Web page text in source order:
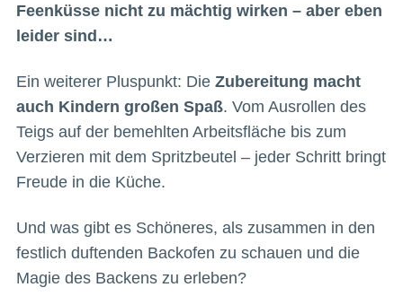
Feenküsse nicht zu mächtig wirken – aber eben
leider sind…
Ein weiterer Pluspunkt: Die Zubereitung macht
auch Kindern großen Spaß. Vom Ausrollen des
Teigs auf der bemehlten Arbeitsfläche bis zum
Verzieren mit dem Spritzbeutel – jeder Schritt bringt
Freude in die Küche.
Und was gibt es Schöneres, als zusammen in den
festlich duftenden Backofen zu schauen und die
Magie des Backens zu erleben?